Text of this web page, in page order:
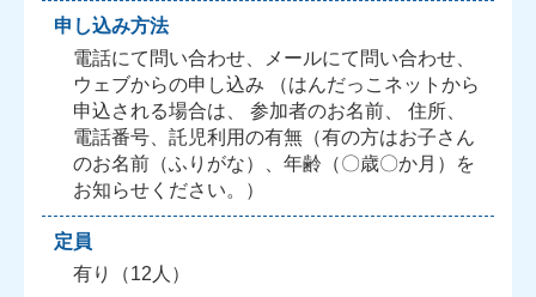
申し込み方法
電話にて問い合わせ、メールにて問い合わせ、
ウェブからの申し込み （はんだっこネットから
申込される場合は、 参加者のお名前、 住所、
電話番号、託児利用の有無（有の方はお子さん
のお名前（ふりがな）、年齢（〇歳〇か月）を
お知らせください。）
定員
有り（12人）